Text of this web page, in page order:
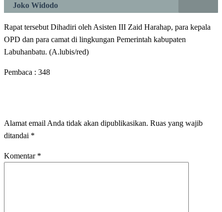
Joko Widodo
Rapat tersebut Dihadiri oleh Asisten III Zaid Harahap, para kepala
OPD dan para camat di lingkungan Pemerintah kabupaten
Labuhanbatu. (A.lubis/red)
Pembaca : 348
Alamat email Anda tidak akan dipublikasikan. Ruas yang wajib
ditandai *
Komentar *